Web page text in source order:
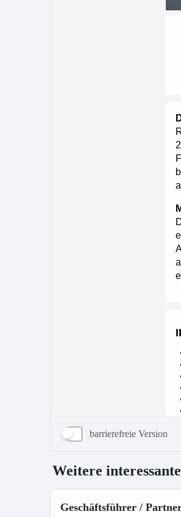
barrierefreie Version
Weitere
Geschäftsführer /